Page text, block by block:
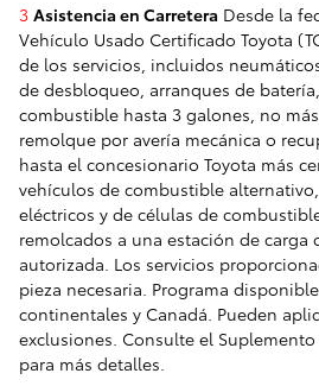
3 Asistencia en Carretera Desde la
Vehículo Usado Certificado Toyota
de los servicios, incluidos
de desbloqueo, arranques de
combustible hasta 3 galones, no
remolque por avería mecánica o
hasta el concesionario Toyota más
vehículos de combustible
eléctricos y de células de
remolcados a una estación de carga
autorizada. Los servicios
pieza necesaria. Programa
continentales y Canadá. Pueden
exclusiones. Consulte el Suplemento
para más detalles.